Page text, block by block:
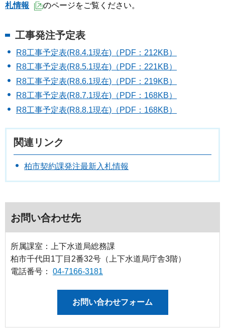
札情報
（外部サイトへリンク）
のページをご覧ください。
工事発注予定表
R8工事予定表(R8.4.1現在)（PDF：212KB）
R8工事予定表(R8.5.1現在)（PDF：221KB）
R8工事予定表(R8.6.1現在)（PDF：219KB）
R8工事予定表(R8.7.1現在)（PDF：168KB）
R8工事予定表(R8.8.1現在)（PDF：168KB）
関連リンク
柏市契約課発注最新入札情報
お問い合わせ先
所属課室：上下水道局総務課
柏市千代田1丁目2番32号（上下水道局庁舎3階）
電話番号：
04-7166-3181
お問い合わせフォーム